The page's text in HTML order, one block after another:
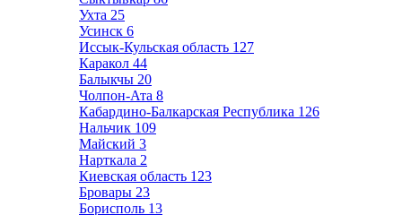
Ухта 25
Усинск 6
Иссык-Кульская область 127
Каракол 44
Балыкчы 20
Чолпон-Ата 8
Кабардино-Балкарская Республика 126
Нальчик 109
Майский 3
Нарткала 2
Киевская область 123
Бровары 23
Борисполь 13